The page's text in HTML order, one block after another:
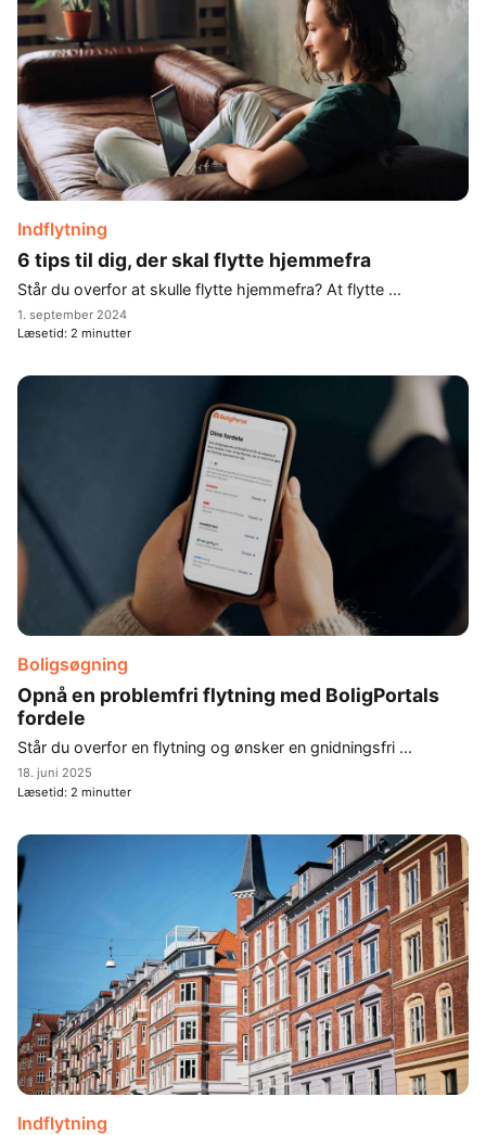
Indflytning
6 tips til dig, der skal flytte hjemmefra
Står du overfor at skulle flytte hjemmefra? At flytte ...
1. september 2024
Læsetid: 2 minutter
Boligsøgning
Opnå en problemfri flytning med BoligPortals
fordele
Står du overfor en flytning og ønsker en gnidningsfri ...
18. juni 2025
Læsetid: 2 minutter
Indflytning